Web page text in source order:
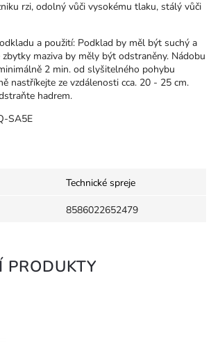
rzi, odolný vůči vysokému tlaku, stálý vůči
a použití: Podklad by měl být suchý a
maziva by měly být odstraněny. Nádobu
2 min. od slyšitelného pohybu
nastříkejte ze vzdálenosti cca. 20 - 25 cm.
hadrem.
SA5E
Technické spreje
8586022652479
PRODUKTY